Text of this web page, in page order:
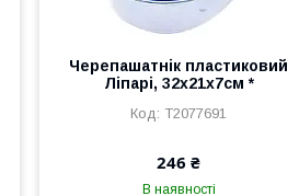
Черепашатнік пластиковий
Ліпарі, 32х21х7см *
T2077691
246 ₴
В наявності